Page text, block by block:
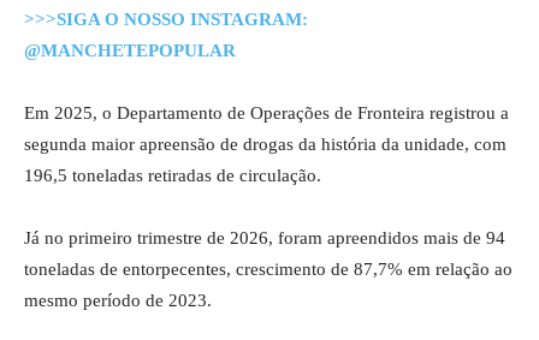
>>>SIGA O NOSSO INSTAGRAM:
@MANCHETEPOPULAR
Em 2025, o Departamento de Operações de Fronteira registrou a
segunda maior apreensão de drogas da história da unidade, com
196,5 toneladas retiradas de circulação.
Já no primeiro trimestre de 2026, foram apreendidos mais de 94
toneladas de entorpecentes, crescimento de 87,7% em relação ao
mesmo período de 2023.